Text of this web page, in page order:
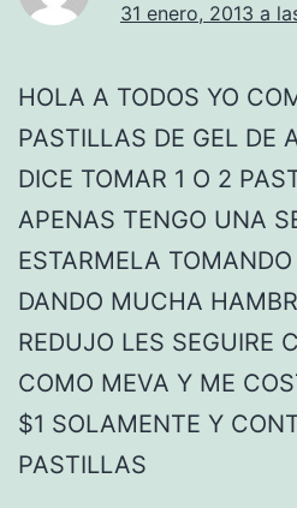
31 enero, 2013 a
HOLA A TODOS YO
PASTILLAS DE GEL DE
DICE TOMAR 1 O 2
APENAS TENGO UNA
ESTARMELA
DANDO MUCHA
REDUJO LES SEGUIRE
COMO MEVA Y ME
$1 SOLAMENTE Y
PASTILLAS